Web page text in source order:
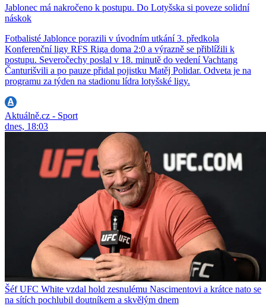
Jablonec má nakročeno k postupu. Do Lotyšska si poveze solidní
náskok
Fotbalisté Jablonce porazili v úvodním utkání 3. předkola
Konferenční ligy RFS Riga doma 2:0 a výrazně se přiblížili k
postupu. Severočechy poslal v 18. minutě do vedení Vachtang
Čanturišvili a po pauze přidal pojistku Matěj Polidar. Odveta je na
programu za týden na stadionu lídra lotyšské ligy.
Aktuálně.cz - Sport
dnes, 18:03
Šéf UFC White vzdal hold zesnulému Nascimentovi a krátce nato se
na sítích pochlubil doutníkem a skvělým dnem